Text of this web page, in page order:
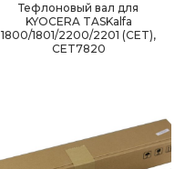
Тефлоновый вал для
KYOCERA TASKalfa
1800/1801/2200/2201 (CET),
CET7820